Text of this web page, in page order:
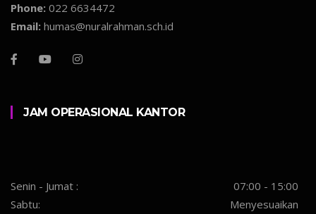
Phone: 022 6634472
Email: humas@nuralrahman.sch.id
JAM OPERASIONAL KANTOR
Senin - Jumat :
07:00 - 15:00
Sabtu:
Menyesuaikan